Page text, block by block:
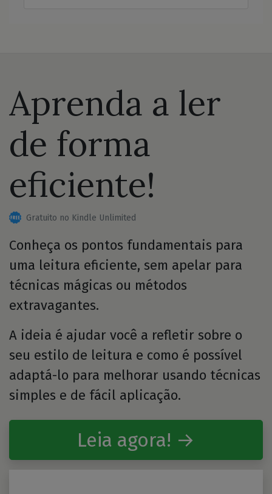
Aprenda a ler
de forma
eficiente!
Gratuito no Kindle Unlimited
Conheça os pontos fundamentais para
uma leitura eficiente, sem apelar para
técnicas mágicas ou métodos
extravagantes.
A ideia é ajudar você a refletir sobre o
seu estilo de leitura e como é possível
adaptá-lo para melhorar usando técnicas
simples e de fácil aplicação.
Leia agora! →